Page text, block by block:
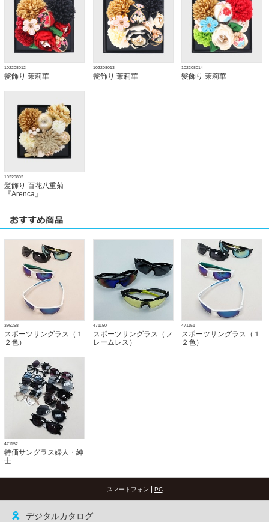
102208012
髪飾り 茉莉華
102208013
髪飾り 茉莉華
102208014
髪飾り 茉莉華
10220802
髪飾り 百花八重菊
『Arenca』
395258
スポーツサングラス（１
２色）
471150
スポーツサングラス（フ
レームレス）
471151
スポーツサングラス（１
２色）
471152
特価サングラス婦人・紳
士
スマートフォン PC
デジタルカタログ